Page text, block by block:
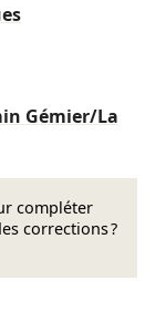
Gémier/La
compléter
corrections ?